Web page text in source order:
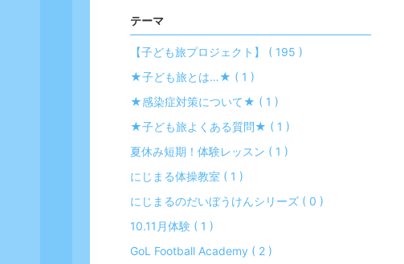
テーマ
【子ども旅プロジェクト】 ( 195 )
★子ども旅とは…★ ( 1 )
★感染症対策について★ ( 1 )
★子ども旅よくある質問★ ( 1 )
夏休み短期！体験レッスン ( 1 )
にじまる体操教室 ( 1 )
にじまるのだいぼうけんシリーズ ( 0 )
10.11月体験 ( 1 )
GoL Football Academy ( 2 )